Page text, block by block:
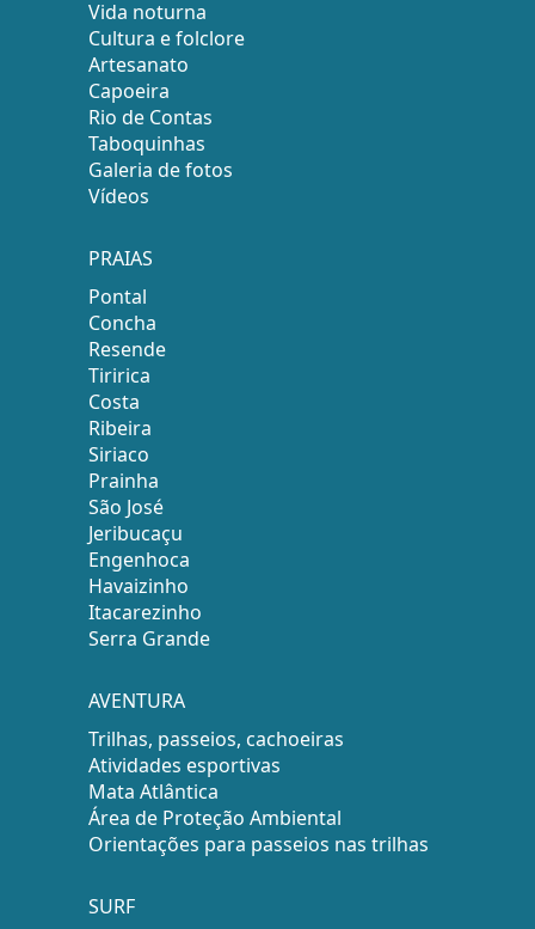
Vida noturna
Cultura e folclore
Artesanato
Capoeira
Rio de Contas
Taboquinhas
Galeria de fotos
Vídeos
PRAIAS
Pontal
Concha
Resende
Tiririca
Costa
Ribeira
Siriaco
Prainha
São José
Jeribucaçu
Engenhoca
Havaizinho
Itacarezinho
Serra Grande
AVENTURA
Trilhas, passeios, cachoeiras
Atividades esportivas
Mata Atlântica
Área de Proteção Ambiental
Orientações para passeios nas trilhas
SURF